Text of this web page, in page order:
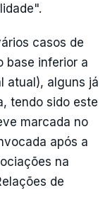
casos de
base inferior a
atual), alguns já
tendo sido este
marcada no
após a
na
de